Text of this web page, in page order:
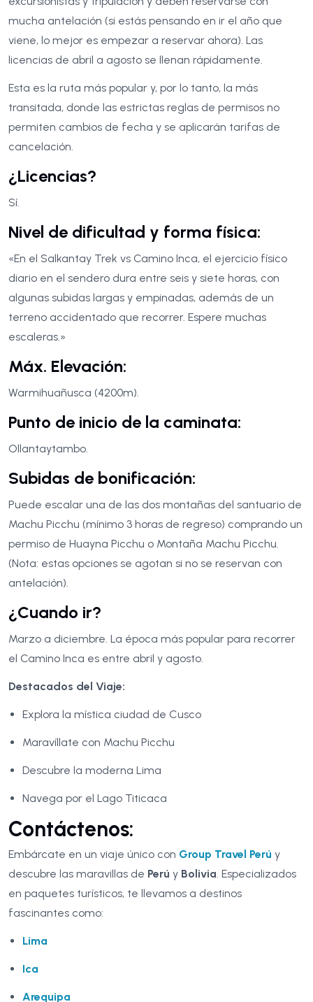
mucha antelación (si estás pensando en ir el año que
viene, lo mejor es empezar a reservar ahora). Las
licencias de abril a agosto se llenan rápidamente.
Esta es la ruta más popular y, por lo tanto, la más
transitada, donde las estrictas reglas de permisos no
permiten cambios de fecha y se aplicarán tarifas de
cancelación.
¿Licencias?
Sí.
Nivel de dificultad y forma física:
«En el Salkantay Trek vs Camino Inca, el ejercicio físico
diario en el sendero dura entre seis y siete horas, con
algunas subidas largas y empinadas, además de un
terreno accidentado que recorrer. Espere muchas
escaleras.»
Máx. Elevación:
Warmihuañusca (4200m).
Punto de inicio de la caminata:
Ollantaytambo.
Subidas de bonificación:
Puede escalar una de las dos montañas del santuario de
Machu Picchu (mínimo 3 horas de regreso) comprando un
permiso de Huayna Picchu o Montaña Machu Picchu.
(Nota: estas opciones se agotan si no se reservan con
antelación).
¿Cuando ir?
Marzo a diciembre. La época más popular para recorrer
el Camino Inca es entre abril y agosto.
Destacados del Viaje:
Explora la mística ciudad de Cusco
Maravíllate con Machu Picchu
Descubre la moderna Lima
Navega por el Lago Titicaca
Contáctenos:
Embárcate en un viaje único con Group Travel Perú y
descubre las maravillas de Perú y Bolivia. Especializados
en paquetes turísticos, te llevamos a destinos
fascinantes como:
Lima
Ica
Arequipa